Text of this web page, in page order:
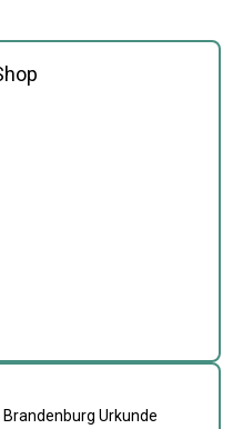
Urkunde